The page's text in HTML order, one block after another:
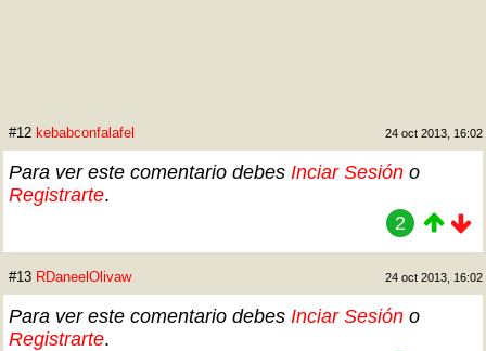
#12 kebabconfalafel 24 oct 2013, 16:02
Para ver este comentario debes Inciar Sesión o
Registrarte.
2
#13 RDaneelOlivaw 24 oct 2013, 16:02
Para ver este comentario debes Inciar Sesión o
Registrarte.